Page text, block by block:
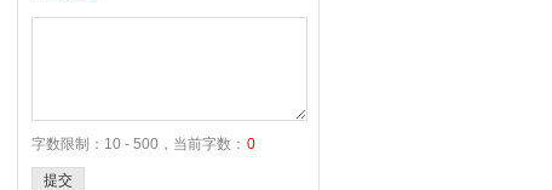
字数限制：10 - 500，当前字数： 0
提交